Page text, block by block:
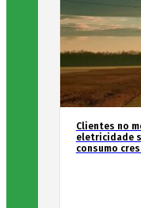
Clientes no
eletricidade
consumo